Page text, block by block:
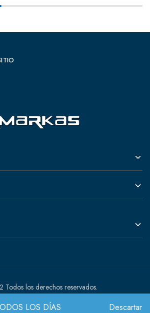
LOS DÍAS Descartar
los derechos reservados.